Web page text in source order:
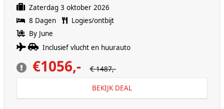
Zaterdag 3 oktober 2026
8 Dagen
Logies/ontbijt
By June
Inclusief vlucht en huurauto
€1056,- € 1487,-
BEKIJK DEAL